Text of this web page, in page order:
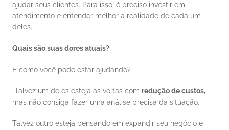
ajudar seus clientes. Para isso, é preciso investir em
atendimento e entender melhor a realidade de cada um
deles.
Quais são suas dores atuais?
E como você pode estar ajudando?
Talvez um deles esteja às voltas com redução de custos,
mas não consiga fazer uma análise precisa da situação.
Talvez outro esteja pensando em expandir seu negócio e